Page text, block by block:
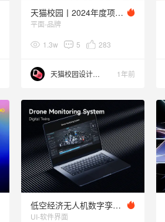
天猫校园丨2024年度项目合集
平面-品牌
1.3w 5 283
天猫校园设计中心 1年前
低空经济无人机数字孪生可视化平台解决方案
UI-软件界面